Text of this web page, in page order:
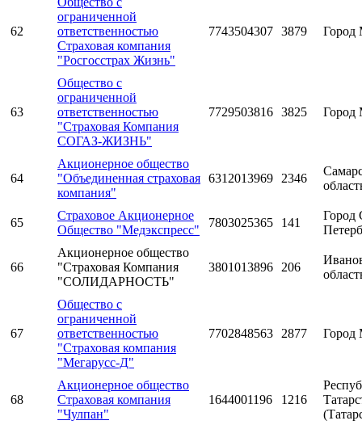
62
ограниченной
ответственностью
Страховая компания
"Росгосстрах Жизнь"
7743504307 3879 Город
63
Общество с
ограниченной
ответственностью
"Страховая Компания
СОГАЗ-ЖИЗНЬ"
7729503816 3825 Город
64
Акционерное общество
"Объединенная страховая
компания"
6312013969 2346
65
Страховое Акционерное
Общество "Медэкспресс"
7803025365 141
Город
66
Акционерное общество
"Страховая Компания
"СОЛИДАРНОСТЬ"
3801013896 206
67
Общество с
ограниченной
ответственностью
"Страховая компания
"Мегарусс-Д"
7702848563 2877 Город
68
Акционерное общество
Страховая компания
"Чулпан"
1644001196 1216